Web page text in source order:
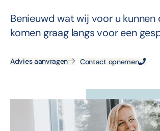
Benieuwd wat wij voor u kunnen
komen graag langs voor een
Advies aanvragen Contact opnemen